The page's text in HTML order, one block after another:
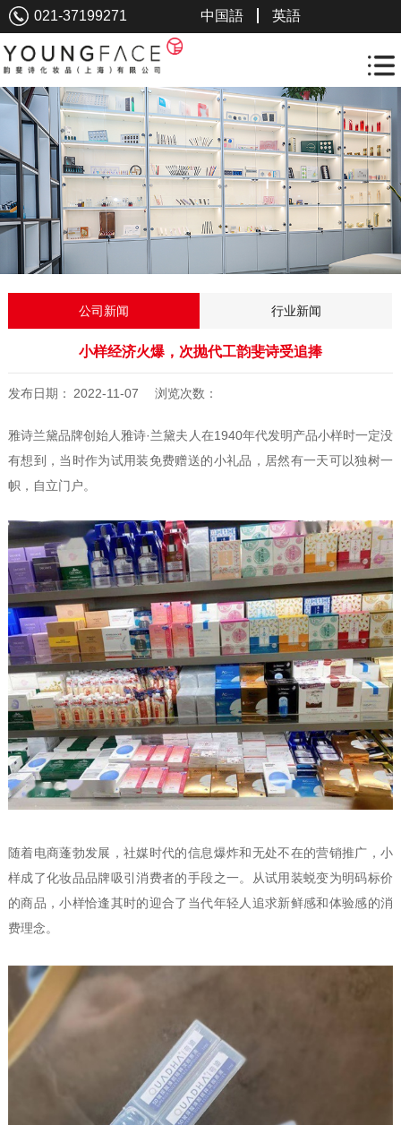
021-37199271 英語
中国語
公司新闻 行业新闻
小样经济火爆，次抛代工韵斐诗受追捧
发布日期： 2022-11-07 浏览次数：
雅诗兰黛品牌创始人雅诗·兰黛夫人在1940年代发明产品小样时一定没
有想到，当时作为试用装免费赠送的小礼品，居然有一天可以独树一
帜，自立门户。
随着电商蓬勃发展，社媒时代的信息爆炸和无处不在的营销推广，小
样成了化妆品品牌吸引消费者的手段之一。从试用装蜕变为明码标价
的商品，小样恰逢其时的迎合了当代年轻人追求新鲜感和体验感的消
费理念。